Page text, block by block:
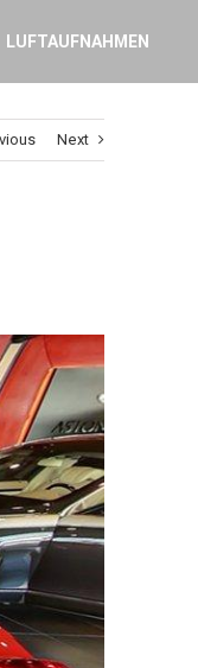
LUFTAUFNAHMEN
Next